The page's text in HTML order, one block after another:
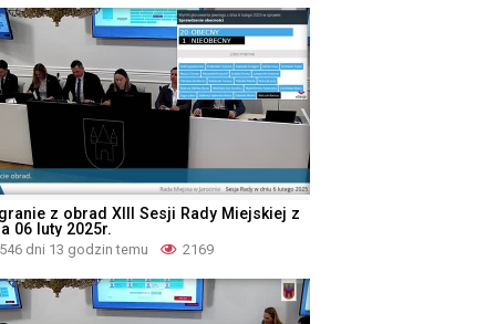
z obrad XIII Sesji Rady Miejskiej z
06 luty 2025r.
546 dni 13 godzin temu 2169